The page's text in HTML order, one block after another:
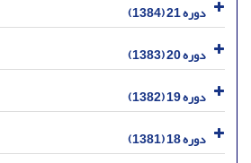
دوره 21 (1384)
دوره 20 (1383)
دوره 19 (1382)
دوره 18 (1381)